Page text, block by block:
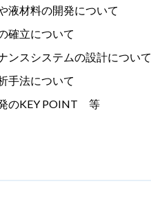
液材料の開発について
確立について
ンスシステムの設計について
手法について
のKEY POINT 等